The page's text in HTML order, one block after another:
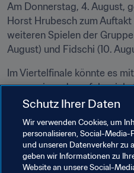
Am Donnerstag, 4. August,
Horst Hrubesch zum
weiteren Spielen der
August) und Fidschi (10.
Im Viertelfinale könnte es
gegen eines der
des Olympischen
wäre es sicherlich erneut
Aufeinandertreffen in der
Boden.
Schutz Ihrer Daten
Wir verwenden Cookies, um
personalisieren, Social-
und unseren Datenverkehr zu
geben wir Informationen zu
Website an unsere Social-